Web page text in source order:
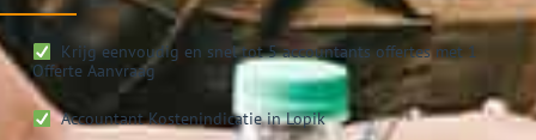
Krijg eenvoudig en snel tot 5 accountants offertes met 1
Offerte Aanvraag
AccountantKostenindicatie in Lopik